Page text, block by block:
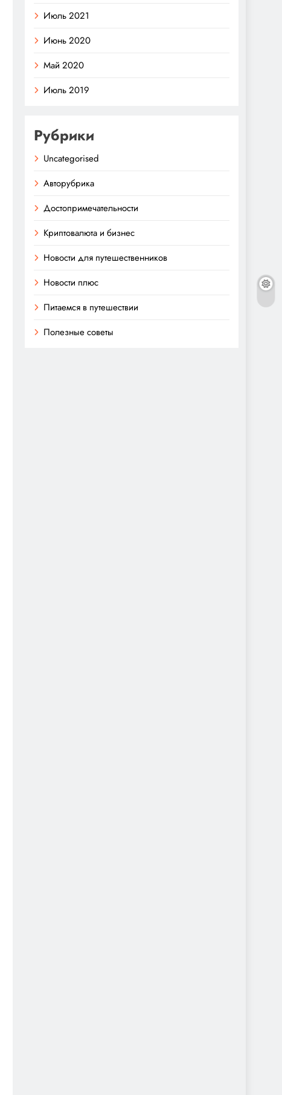
Июль 2021
Июнь 2020
Май 2020
Июль 2019
Рубрики
Uncategorised
Авторубрика
Достопримечательности
Криптовалюта и бизнес
Новости для путешественников
Новости плюс
Питаемся в путешествии
Полезные советы